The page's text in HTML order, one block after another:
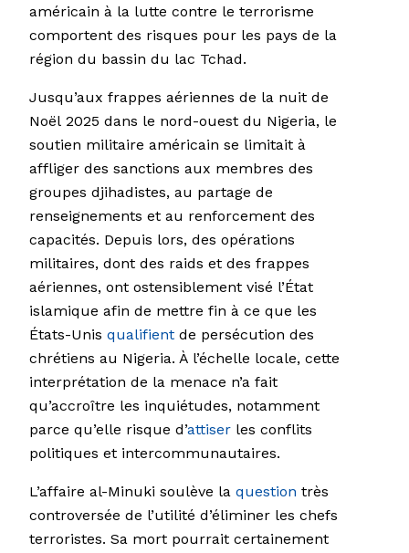
américain à la lutte contre le terrorisme
comportent des risques pour les pays de la
région du bassin du lac Tchad.
Jusqu’aux frappes aériennes de la nuit de
Noël 2025 dans le nord-ouest du Nigeria, le
soutien militaire américain se limitait à
affliger des sanctions aux membres des
groupes djihadistes, au partage de
renseignements et au renforcement des
capacités. Depuis lors, des opérations
militaires, dont des raids et des frappes
aériennes, ont ostensiblement visé l’État
islamique afin de mettre fin à ce que les
États-Unis qualifient de persécution des
chrétiens au Nigeria. À l’échelle locale, cette
interprétation de la menace n’a fait
qu’accroître les inquiétudes, notamment
parce qu’elle risque d’attiser les conflits
politiques et intercommunautaires.
L’affaire al-Minuki soulève la question très
controversée de l’utilité d’éliminer les chefs
terroristes. Sa mort pourrait certainement